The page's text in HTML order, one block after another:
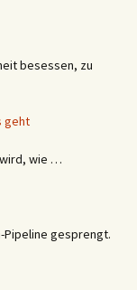
besessen, zu
geht
wie …
Pipeline gesprengt.